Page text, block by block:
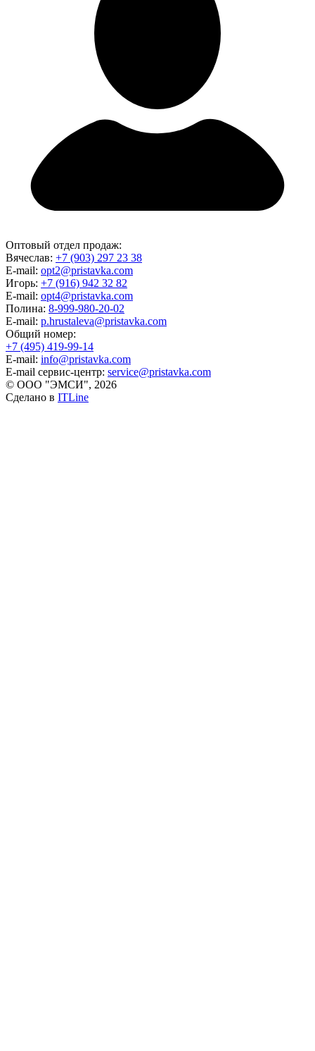
Оптовый отдел продаж:
Вячеслав: +7 (903) 297 23 38
E-mail: opt2@pristavka.com
Игорь: +7 (916) 942 32 82
E-mail: opt4@pristavka.com
Полина: 8-999-980-20-02
E-mail: p.hrustaleva@pristavka.com
Общий номер:
+7 (495) 419-99-14
E-mail: info@pristavka.com
E-mail сервис-центр: service@pristavka.com
© ООО "ЭМСИ", 2026
Сделано в ITLine